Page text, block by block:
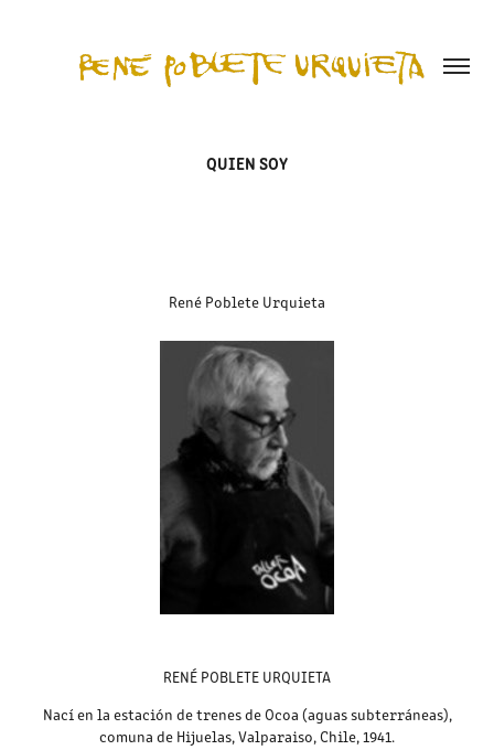
QUIEN SOY
René Poblete Urquieta
RENÉ POBLETE URQUIETA
Nací en la estación de trenes de Ocoa (aguas subterráneas),
comuna de Hijuelas, Valparaiso, Chile, 1941.